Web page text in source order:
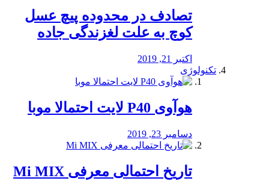
تصادف در محدوده پیچ عسل
کوچ به علت لغزندگی جاده
اکتبر 21, 2019
تکنولوژی
هوآوی P40 لایت احتمالا موبا
دسامبر 23, 2019
تاریخ احتمالی معرفی Mi MIX